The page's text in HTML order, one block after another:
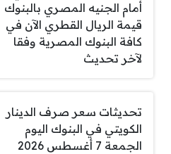
أمام الجنيه المصري بالبنوك
قيمة الريال القطري الآن في
كافة البنوك المصرية وفقا
لآخر تحديث
تحديثات سعر صرف الدينار
الكويتي في البنوك اليوم
الجمعة 7 أغسطس 2026